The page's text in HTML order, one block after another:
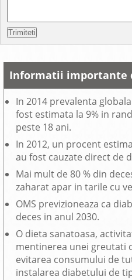
Informatii importante
In 2014 prevalenta
fost estimata la 9% in
peste 18 ani.
In 2012, un procent
au fost cauzate direct de
Mai mult de 80 % din
zaharat apar in tarile cu
OMS previzioneaza ca
deces in anul 2030.
O dieta sanatoasa,
mentinerea unei greutati
evitarea consumului de
instalarea diabetului de